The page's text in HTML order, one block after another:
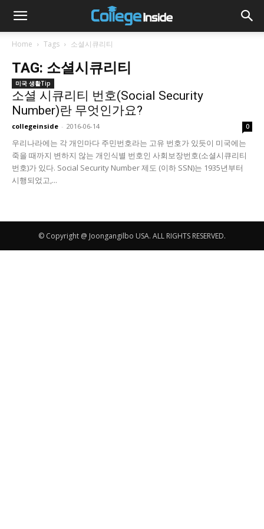
Home Tags 소셜시큐리티
TAG: 소셜시큐리티
미국 생활Tip
소셜 시큐리티 번호(Social Security
Number)란 무엇인가요?
collegeinside - 2016-06-14 0
우리나라에는 각 개인마다 주민번호라는 고유 번호가 있듯이 미국에는
죽을 때까지 변하지 않는 개인식별 번호인 사회보장번호(소셜시큐리티
번호)가 있다. Social Security Number 제도 (이하 SSN)는 1935년부터
시행되었고,...
© Copyright @ Joongangilbo USA. ALL RIGHTS RESERVED.